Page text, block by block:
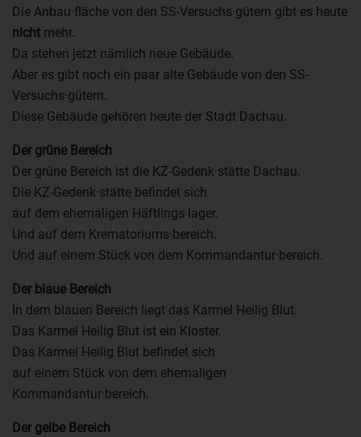
Die Anbau·fläche von den SS-Versuchs·gütern gibt es heute
nicht mehr.
Da stehen jetzt nämlich neue Gebäude.
Aber es gibt noch ein paar alte Gebäude von den SS-
Versuchs·gütern.
Diese Gebäude gehören heute der Stadt Dachau.
Der grüne Bereich
Der grüne Bereich ist die KZ-Gedenk·stätte Dachau.
Die KZ-Gedenk·stätte befindet sich
auf dem ehemaligen Häftlings·lager.
Und auf dem Krematoriums·bereich.
Und auf einem Stück von dem Kommandantur·bereich.
Der blaue Bereich
In dem blauen Bereich liegt das Karmel Heilig Blut.
Das Karmel Heilig Blut ist ein Kloster.
Das Karmel Heilig Blut befindet sich
auf einem Stück von dem ehemaligen
Kommandantur·bereich.
Der gelbe Bereich